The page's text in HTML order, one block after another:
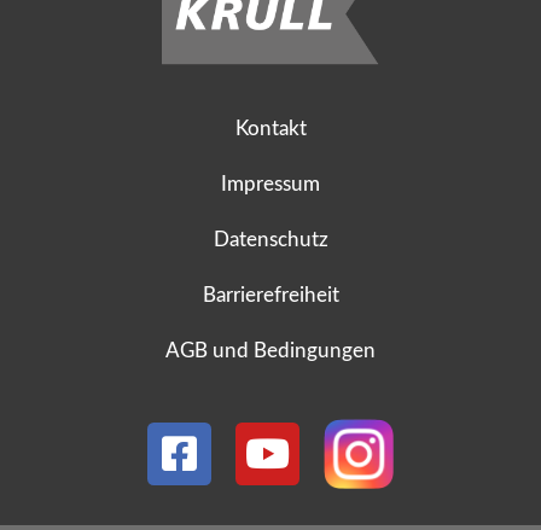
Kontakt
Impressum
Datenschutz
Barrierefreiheit
AGB und Bedingungen